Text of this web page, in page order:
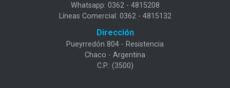
Whatsapp: 0362 - 4815208
Líneas Comercial: 0362 - 4815132
Dirección
Pueyrredón 804 - Resistencia
Chaco - Argentina
C.P.: (3500)